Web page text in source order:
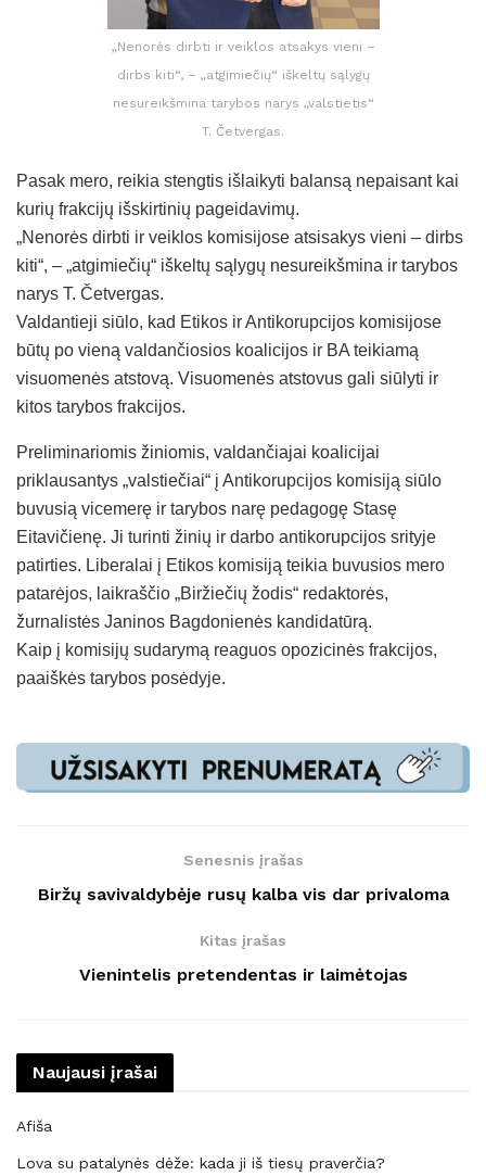
„Nenorės dirbti ir veiklos atsakys vieni –
dirbs kiti“, – „atgimiečių“ iškeltų sąlygų
nesureikšmina tarybos narys „valstietis“
T. Četvergas.
Pasak mero, reikia stengtis išlaikyti balansą nepaisant kai
kurių frakcijų išskirtinių pageidavimų.
„Nenorės dirbti ir veiklos komisijose atsisakys vieni – dirbs
kiti“, – „atgimiečių“ iškeltų sąlygų nesureikšmina ir tarybos
narys T. Četvergas.
Valdantieji siūlo, kad Etikos ir Antikorupcijos komisijose
būtų po vieną valdančiosios koalicijos ir BA teikiamą
visuomenės atstovą. Visuomenės atstovus gali siūlyti ir
kitos tarybos frakcijos.
Preliminariomis žiniomis, valdančiajai koalicijai
priklausantys „valstiečiai“ į Antikorupcijos komisiją siūlo
buvusią vicemerę ir tarybos narę pedagogę Stasę
Eitavičienę. Ji turinti žinių ir darbo antikorupcijos srityje
patirties. Liberalai į Etikos komisiją teikia buvusios mero
patarėjos, laikraščio „Biržiečių žodis“ redaktorės,
žurnalistės Janinos Bagdonienės kandidatūrą.
Kaip į komisijų sudarymą reaguos opozicinės frakcijos,
paaiškės tarybos posėdyje.
Senesnis įrašas
Biržų savivaldybėje rusų kalba vis dar privaloma
Kitas įrašas
Vienintelis pretendentas ir laimėtojas
Naujausi įrašai
Afiša
Lova su patalynės dėže: kada ji iš tiesų praverčia?